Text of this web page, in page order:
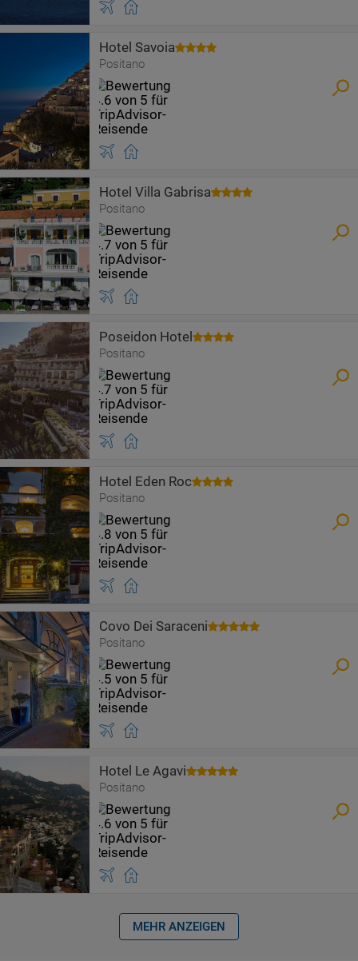
Hotel Savoia
Positano
Hotel Villa Gabrisa
Positano
Poseidon Hotel
Positano
Hotel Eden Roc
Positano
Covo Dei Saraceni
Positano
Hotel Le Agavi
Positano
MEHR ANZEIGEN